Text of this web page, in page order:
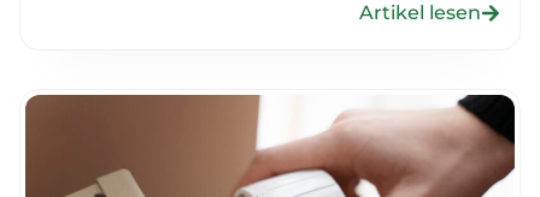
Artikel lesen